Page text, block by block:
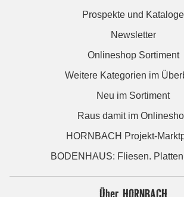
Prospekte und Kataloge
Newsletter
Onlineshop Sortiment
Weitere Kategorien im
Neu im Sortiment
Raus damit im
HORNBACH Projekt-
BODENHAUS: Fliesen.
Über HORNBACH